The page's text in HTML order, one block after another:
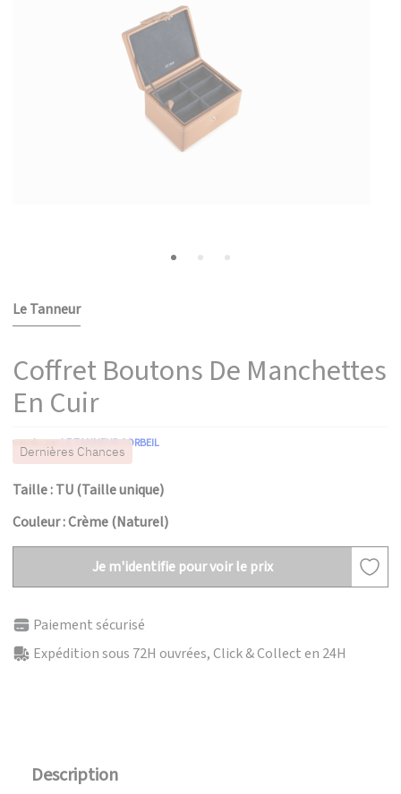
Le Tanneur
Coffret Boutons De Manchettes
En Cuir
vendu parLE TANNEUR CORBEIL
Dernières Chances
Taille : TU (Taille unique)
Couleur : Crème (Naturel)
Je m'identifie pour voir le prix
Paiement sécurisé
Expédition sous 72H ouvrées, Click & Collect en 24H
Description